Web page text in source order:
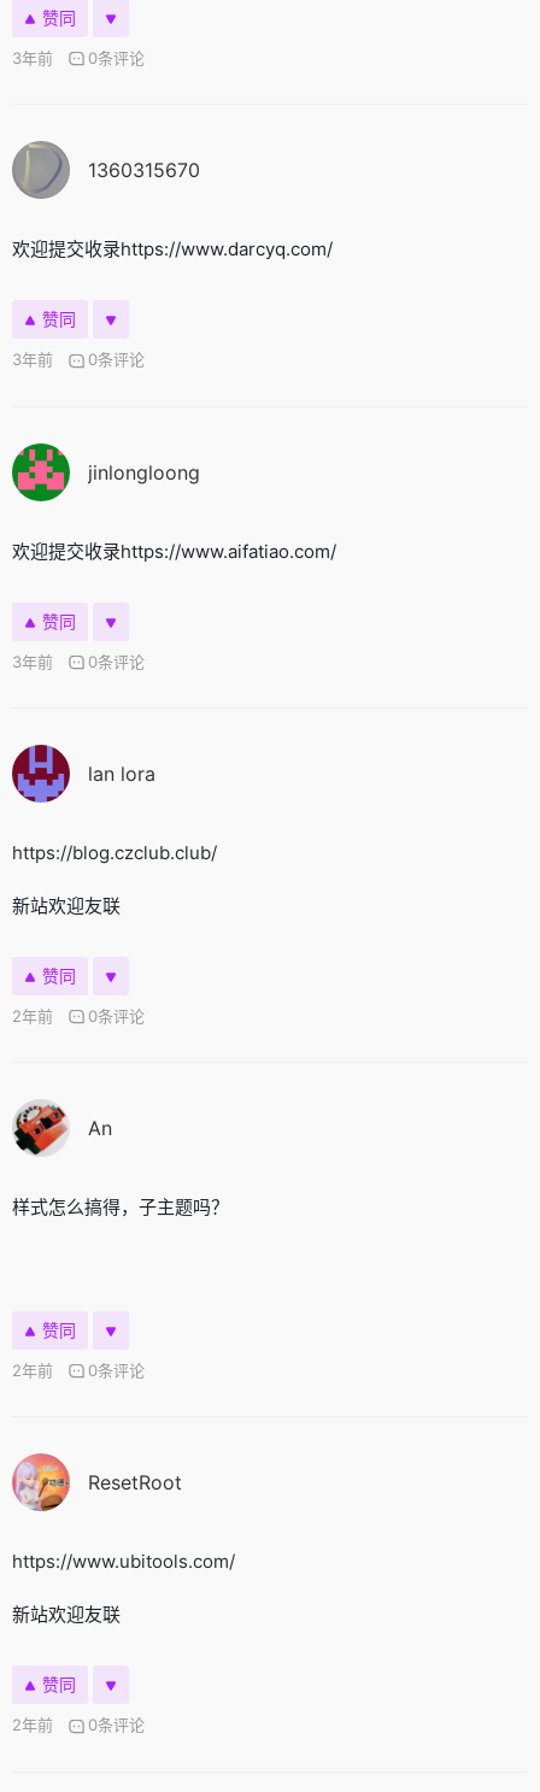
赞同
3年前 0条评论
1360315670
欢迎提交收录https://www.darcyq.com/
赞同
3年前 0条评论
jinlongloong
欢迎提交收录https://www.aifatiao.com/
赞同
3年前 0条评论
lan lora
https://blog.czclub.club/
新站欢迎友联
赞同
2年前 0条评论
An
样式怎么搞得，子主题吗？
赞同
2年前 0条评论
ResetRoot
https://www.ubitools.com/
新站欢迎友联
赞同
2年前 0条评论